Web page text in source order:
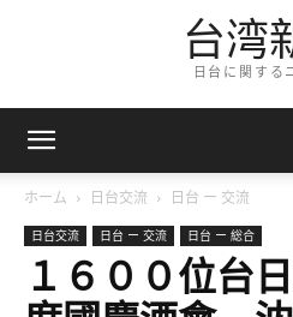
台湾
日台に関する
ホーム 日台交流 日台 ー 交流
日台交流 日台 ー 交流 日台 ー 総合
１６００位台